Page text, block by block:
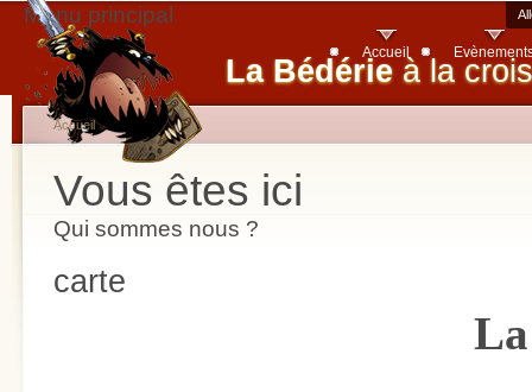
La Bédérie à la
Menu principal
Accueil
Vous êtes ici
Accueil
Qui sommes nous ?
carte